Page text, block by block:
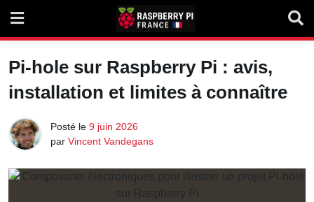
content
Pi-hole sur Raspberry Pi : avis,
installation et limites à connaître
Posté le 9 juin 2026
par Vincent Vandegans